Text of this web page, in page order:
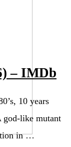
– IMDb
10 years
god-like mutant
in …